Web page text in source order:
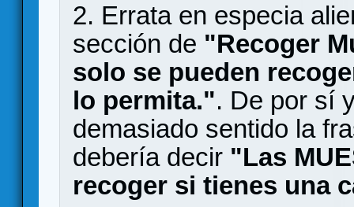
2. Errata en especia
sección de "Recoger
solo se pueden
lo permita.". De por sí
demasiado sentido la
debería decir "Las
recoger si tienes una